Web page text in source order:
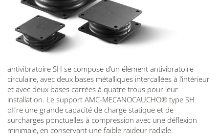
antivibratoire SH se compose d’un élément antivibratoire
circulaire, avec deux bases métalliques intercallées à l’intérieur
et avec deux bases carrées à quatre trous pour leur
installation. Le support AMC-MECANOCAUCHO® type SH
offre une grande capacité de charge statique et de
surcharges ponctuelles à compression avec une déflexion
minimale, en conservant une faible raideur radiale.